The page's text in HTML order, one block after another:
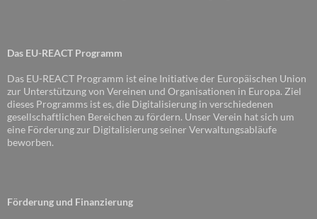
Das EU-REACT Programm
Das EU-REACT Programm ist eine Initiative der Europäischen Union
zur Unterstützung von Vereinen und Organisationen in Europa. Ziel
dieses Programms ist es, die Digitalisierung in verschiedenen
gesellschaftlichen Bereichen zu fördern. Unser Verein hat sich um
eine Förderung zur Digitalisierung seiner Verwaltungsabläufe
beworben.
Förderung und Finanzierung